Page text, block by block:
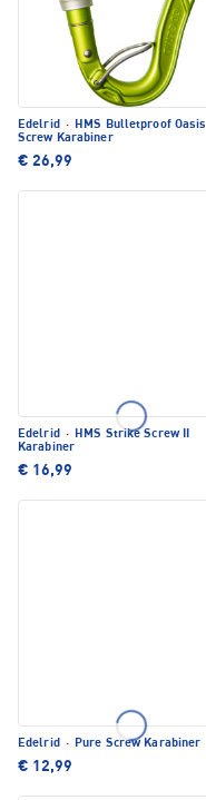
Edelrid · HMS Bulletproof Oasis
Screw Karabiner
€ 26,99
Edelrid · HMS Strike Screw II
Karabiner
€ 16,99
Edelrid · Pure Screw Karabiner
€ 12,99